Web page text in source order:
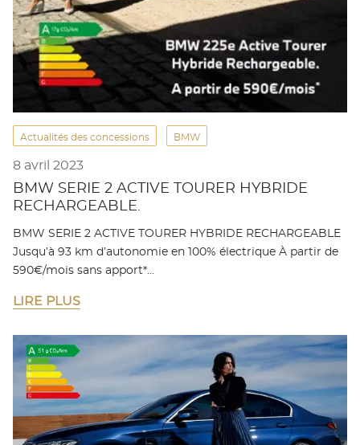
Actualités des concessions BMW
8 avril 2023
BMW SERIE 2 ACTIVE TOURER HYBRIDE
RECHARGEABLE.
BMW SERIE 2 ACTIVE TOURER HYBRIDE RECHARGEABLE
Jusqu’à 93 km d’autonomie en 100% électrique À partir de
590€/mois sans apport*…
LIRE PLUS